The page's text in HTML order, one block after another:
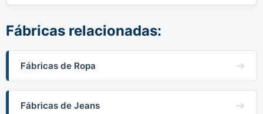
Fábricas relacionadas:
Fábricas de Ropa
Fábricas de Jeans